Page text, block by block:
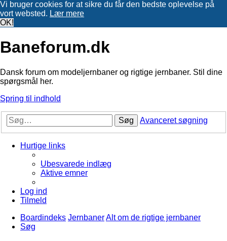
Vi bruger cookies for at sikre du får den bedste oplevelse på
vort websted. Lær mere
OK!
Baneforum.dk
Dansk forum om modeljernbaner og rigtige jernbaner. Stil dine
spørgsmål her.
Spring til indhold
Søg Avanceret søgning
Hurtige links
Ubesvarede indlæg
Aktive emner
Log ind
Tilmeld
Boardindeks JernbanerAlt om de rigtige jernbaner
Søg